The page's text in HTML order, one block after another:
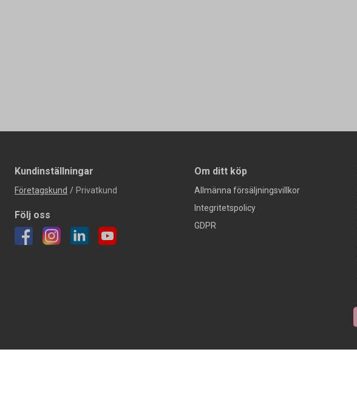
Kundinställningar
Företagskund / Privatkund
Följ oss
Om ditt köp
Allmänna försäljningsvillkor
Integritetspolicy
GDPR